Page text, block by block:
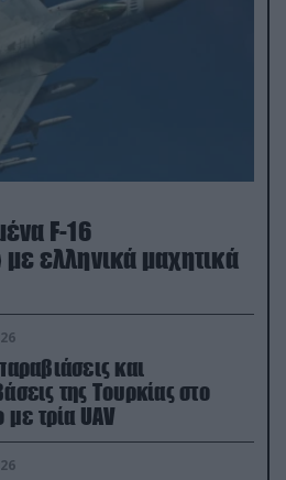
F-16
ελληνικά μαχητικά
και
της Τουρκίας στο
με τρία UAV